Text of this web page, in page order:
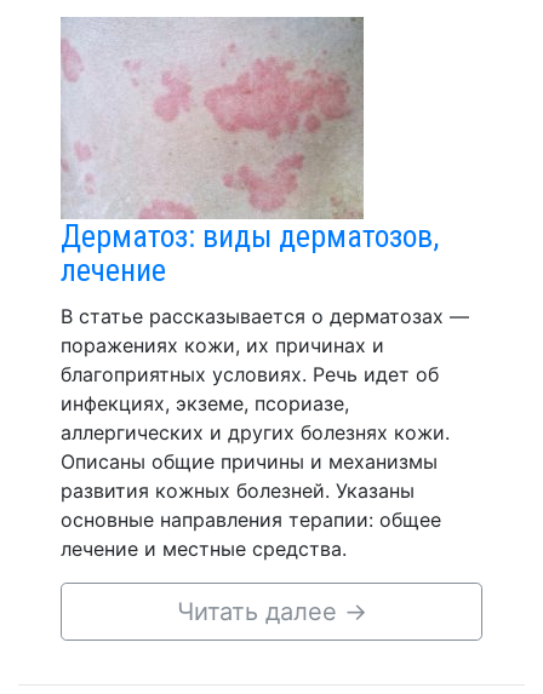
Дерматоз: виды дерматозов,
лечение
В статье рассказывается о дерматозах —
поражениях кожи, их причинах и
благоприятных условиях. Речь идет об
инфекциях, экземе, псориазе,
аллергических и других болезнях кожи.
Описаны общие причины и механизмы
развития кожных болезней. Указаны
основные направления терапии: общее
лечение и местные средства.
Читать далее →